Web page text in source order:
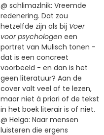
@ schlimazlnik: Vreemde
redenering. Dat zou
hetzelfde zijn als bij Voer
voor psychologen een
portret van Mulisch tonen -
dat is een concreet
voorbeeld - en dan is het
geen literatuur? Aan de
cover valt veel af te lezen,
maar niet à priori of de tekst
in het boek literair is of niet.
@ Helga: Naar mensen
luisteren die ergens